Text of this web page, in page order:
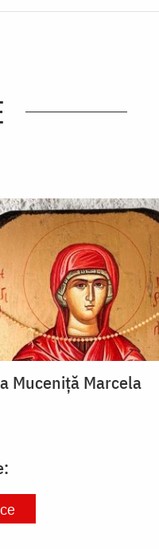
Muceniță Marcela